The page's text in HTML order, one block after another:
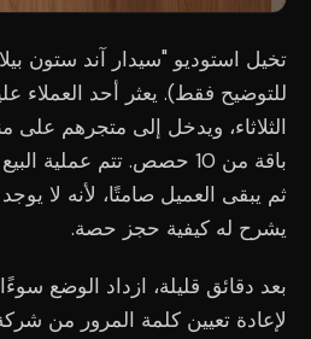
تخيل استوديو "سيدار آند ستون
للتوضيح فقط). يعثر أحد العملاء
الثلاثاء، ويدخل إلى متجرهم
باقة من 10 حصص. تتم
ثم يبقى العميل صامتًا، لأنه لا
يشرح له كيفية حجز حصة.
بعد دقائق قليلة، ازداد الوضع سوءًا.
لإعادة تعيين كلمة المرور من